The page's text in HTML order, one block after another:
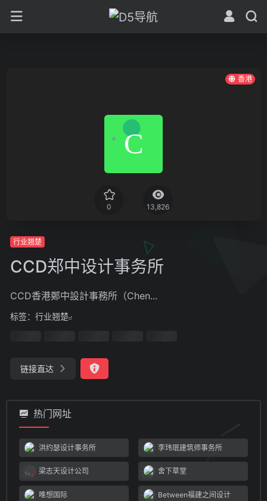
香港
0 13,826
行业翘楚
CCD郑中设计事务所
CCD香港鄭中設計事務所（Chen...
标签： 行业翘楚
链接直达
热门网址
洪约瑟设计事务所 李玮珉建筑师事务所
梁志天设计公司 舍下草堂
唯想国际 Between福建之间设计